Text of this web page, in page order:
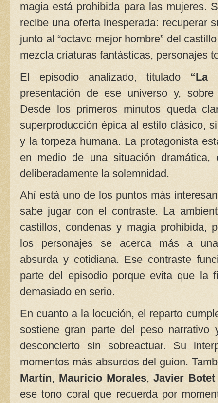
magia está prohibida para las mujeres.
recibe una oferta inesperada: recuperar
junto al “octavo mejor hombre” del
mezcla criaturas fantásticas, personajes
El episodio analizado, titulado “La
presentación de ese universo y,
Desde los primeros minutos queda
superproducción épica al estilo clásico,
y la torpeza humana. La protagonista
en medio de una situación
deliberadamente la solemnidad.
Ahí está uno de los puntos más
sabe jugar con el contraste. La
castillos, condenas y magia prohibida,
los personajes se acerca más a una
absurda y cotidiana. Ese contraste
parte del episodio porque evita que la
demasiado en serio.
En cuanto a la locución, el reparto
sostiene gran parte del peso narrativo
desconcierto sin sobreactuar. Su
momentos más absurdos del guion.
Martín, Mauricio Morales,Javier Botet
ese tono coral que recuerda por